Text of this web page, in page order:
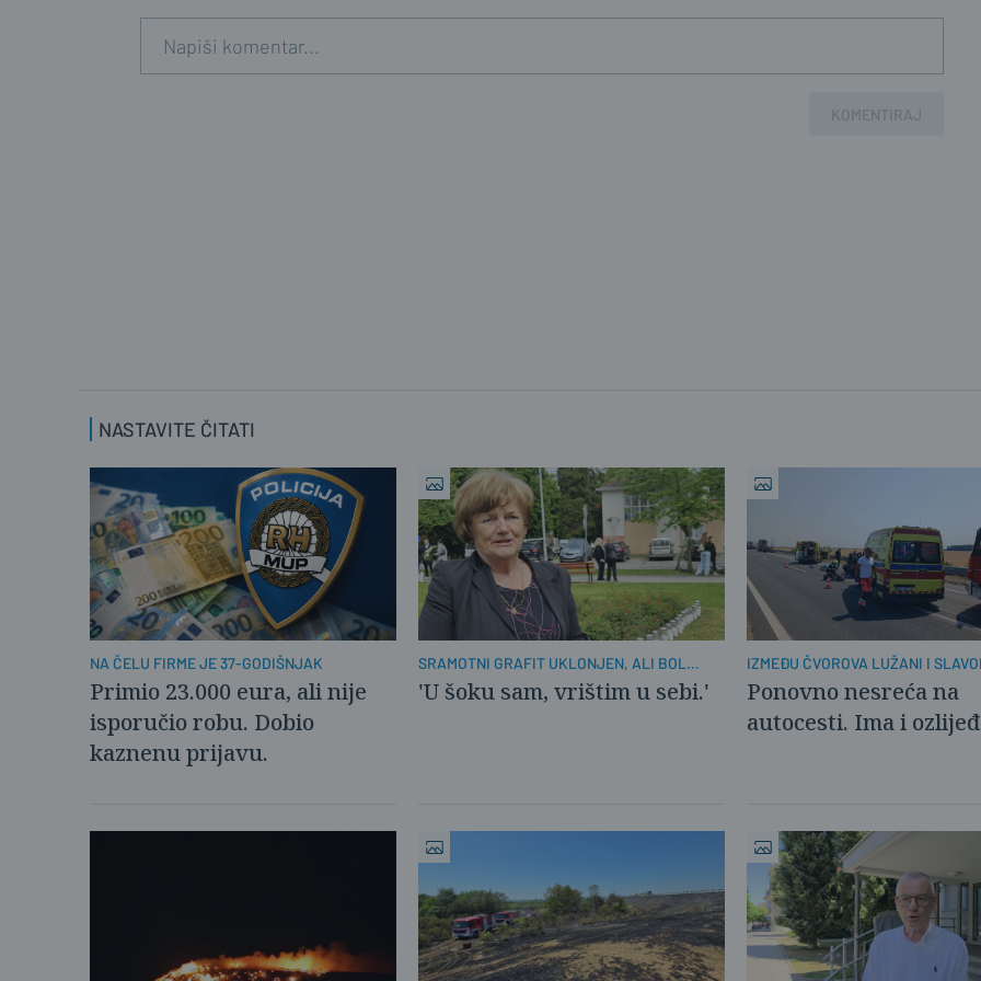
KOMENTIRAJ
NASTAVITE ČITATI
NA ČELU FIRME JE 37-GODIŠNJAK
Primio 23.000 eura, ali nije
isporučio robu. Dobio
kaznenu prijavu.
SRAMOTNI GRAFIT UKLONJEN, ALI BOL
OSTAJE
'U šoku sam, vrištim u sebi.'
IZMEĐU ČVOROVA LUŽANI I
BROD
Ponovno nesreća na
autocesti. Ima i